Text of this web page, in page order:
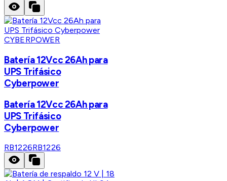
CYBERPOWER
Batería 12Vcc 26Ah para
UPS Trifásico
Cyberpower
Batería 12Vcc 26Ah para
UPS Trifásico
Cyberpower
RB1226RB1226